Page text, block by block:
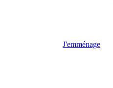
J'emménage